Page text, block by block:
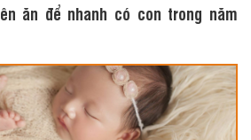
ăn để nhanh có con trong năm